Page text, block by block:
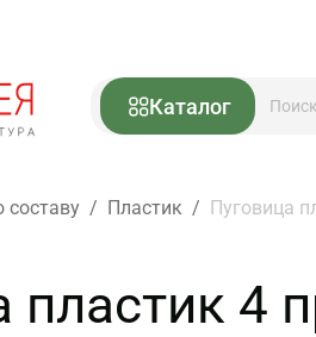
Каталог
составу / Пластик / Пуговица
пластик 4